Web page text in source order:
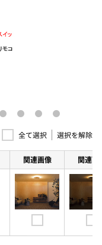
全て選択 選択を解除
関連画像 関連画